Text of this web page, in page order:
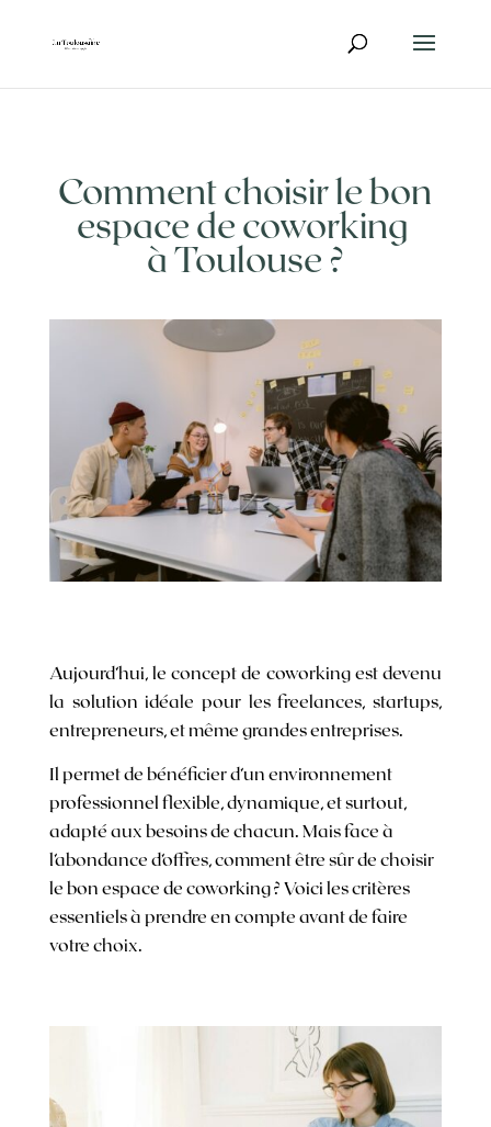
Comment choisir le bon
espace de coworking
à Toulouse ?
Aujourd’hui, le concept de coworking est devenu
la solution idéale pour les freelances, startups,
entrepreneurs, et même grandes entreprises.
Il permet de bénéficier d’un environnement
professionnel flexible, dynamique, et surtout,
adapté aux besoins de chacun. Mais face à
l’abondance d’offres, comment être sûr de choisir
le bon espace de coworking ? Voici les critères
essentiels à prendre en compte avant de faire
votre choix.